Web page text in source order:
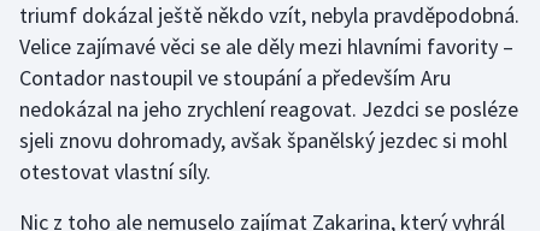
Rychlobruslení
Rychlostní kanoistika
Short track
triumf dokázal ještě někdo vzít, nebyla pravděpodobná.
Velice zajímavé věci se ale děly mezi hlavními favority –
Contador nastoupil ve stoupání a především Aru
nedokázal na jeho zrychlení reagovat. Jezdci se posléze
sjeli znovu dohromady, avšak španělský jezdec si mohl
otestovat vlastní síly.
Nic z toho ale nemuselo zajímat Zakarina, který vyhrál